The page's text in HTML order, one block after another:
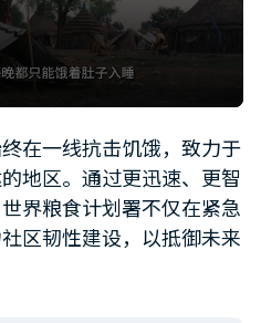
在一线抗击饥饿，致力于
地区。通过更迅速、更智
界粮食计划署不仅在紧急
区韧性建设，以抵御未来